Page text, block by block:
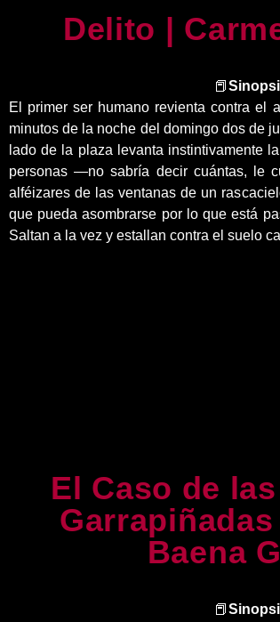
Delito |
📕
El primer ser humano revienta contra el
minutos de la noche del domingo dos de
lado de la plaza levanta instintivamente
personas ―no sabría decir cuántas, le
alféizares de las ventanas de un
que pueda asombrarse por lo que está
Saltan a la vez y estallan contra el suelo
El Caso de
Baena
📕